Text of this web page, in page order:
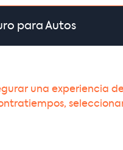
para Autos
una experiencia